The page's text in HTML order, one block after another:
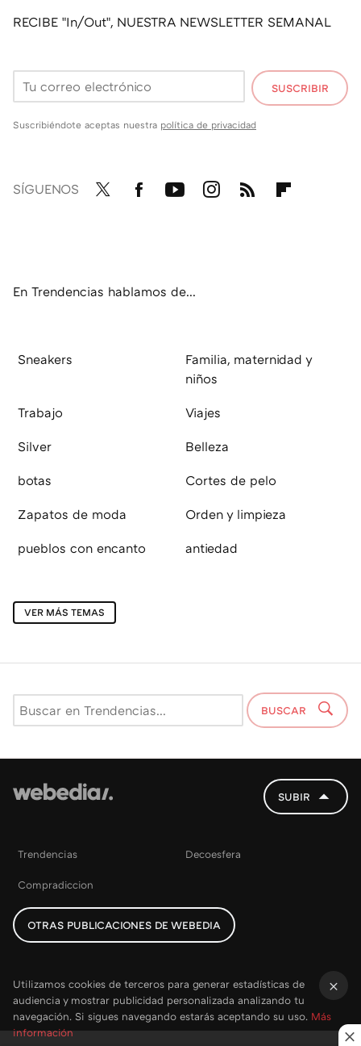
RECIBE "In/Out", NUESTRA NEWSLETTER SEMANAL
SUSCRIBIR
Suscribiéndote aceptas nuestra política de privacidad
SÍGUENOS
En Trendencias hablamos de...
Sneakers
Familia, maternidad y
niños
Trabajo Viajes
Silver Belleza
botas Cortes de pelo
Zapatos de moda Orden y limpieza
pueblos con encanto antiedad
VER MÁS TEMAS
BUSCAR
SUBIR
Trendencias Decoesfera
Compradiccion
OTRAS PUBLICACIONES DE WEBEDIA
Utilizamos cookies de terceros para generar estadísticas de
audiencia y mostrar publicidad personalizada analizando tu
navegación. Si sigues navegando estarás aceptando su uso. Más
información